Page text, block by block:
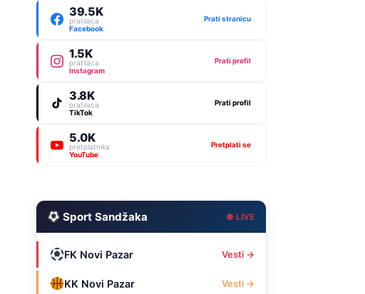
39.5K
pratilaca
Facebook
Prati stranicu
1.5K
pratilaca
Instagram
Prati profil
3.8K
pratilaca
TikTok
Prati profil
5.0K
pretplatnika
YouTube
Pretplati se
Sport Sandžaka ● LIVE
FK Novi Pazar Vesti →
KK Novi Pazar Vesti →